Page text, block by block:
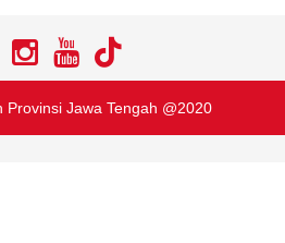
Provinsi Jawa Tengah @2020